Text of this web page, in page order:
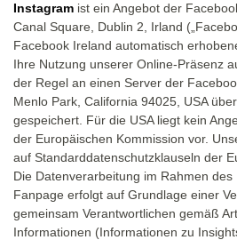
Instagram ist ein Angebot der
Canal Square, Dublin 2, Irland
Facebook Ireland automatisch
Ihre Nutzung unserer Online-Präsenz
der Regel an einen Server der
Menlo Park, California 94025, USA
gespeichert. Für die USA liegt kein
der Europäischen Kommission vor.
auf Standarddatenschutzklauseln der
Die Datenverarbeitung im Rahmen
Fanpage erfolgt auf Grundlage einer
gemeinsam Verantwortlichen gemäß
Informationen (Informationen zu